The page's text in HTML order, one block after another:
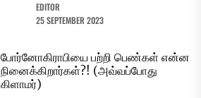
EDITOR
25 SEPTEMBER 2023
போர்னோகிராபியை பற்றி பெண்கள் என்ன
நினைக்கிறார்கள்?! (அவ்வப்போது
கிளாமர்)